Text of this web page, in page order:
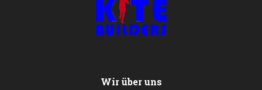
Wir über uns